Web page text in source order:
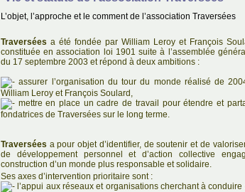
L’objet, l’approche et le comment de l’association Traversées
Traversées a été fondée par William Leroy et François
constituée en association loi 1901 suite à l’assemblée
du 17 septembre 2003 et répond à deux ambitions :
assurer l’organisation du tour du monde réalisé de
William Leroy et François Soulard,
mettre en place un cadre de travail pour étendre et
fondatrices de Traversées sur le long terme.
Traversées a pour objet d’identifier, de soutenir et de
de développement personnel et d’action collective
construction d’un monde plus responsable et solidaire.
Ses axes d’intervention prioritaire sont :
l’appui aux réseaux et organisations cherchant à